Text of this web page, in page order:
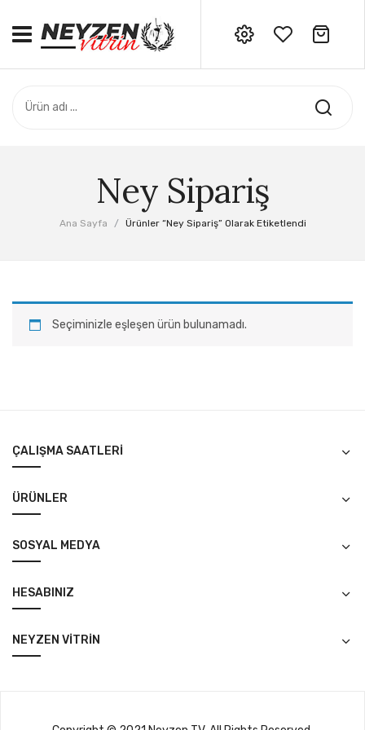
ANASAYFA
ADANA CEYHAN SERI
No products in the cart.
Ney Sipariş
Ana Sayfa / Ürünler “ney Sipariş” Olarak Etiketlendi
Seçiminizle eşleşen ürün bulunamadı.
ÇALIŞMA SAATLERI
ÜRÜNLER
SOSYAL MEDYA
HESABINIZ
NEYZEN VITRIN